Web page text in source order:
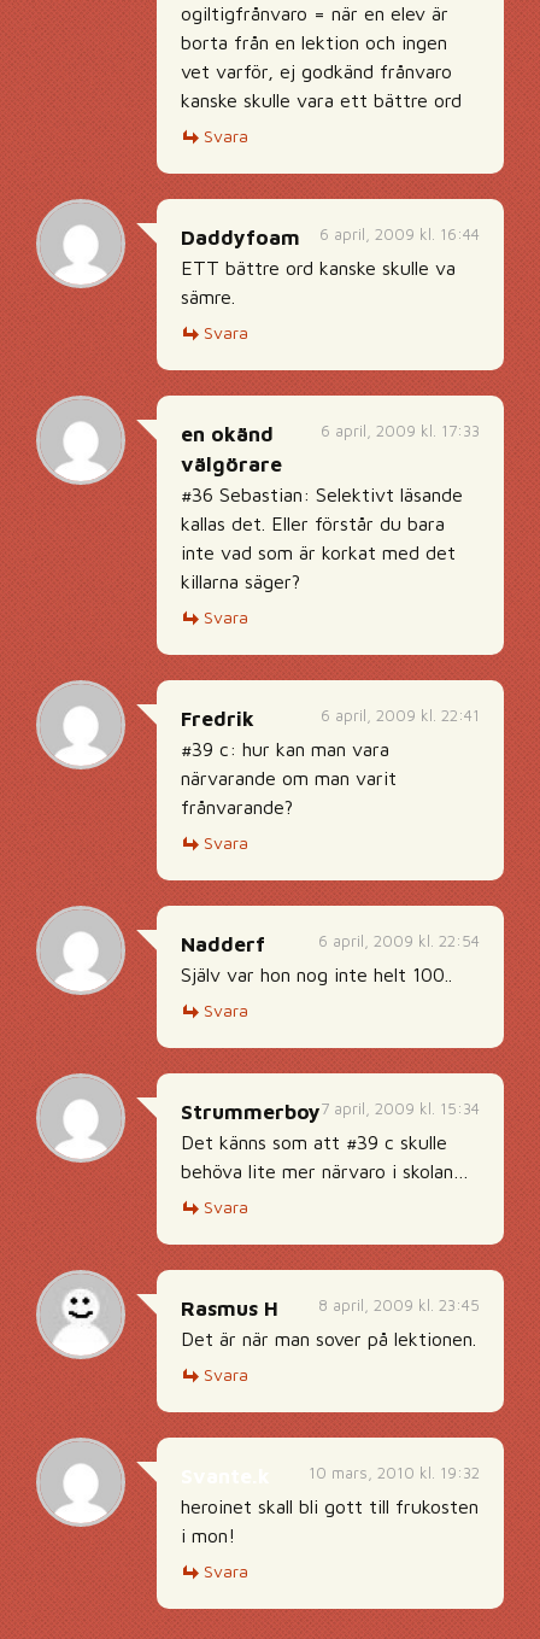
ogiltigfrånvaro = när en elev är
borta från en lektion och ingen
vet varför, ej godkänd frånvaro
kanske skulle vara ett bättre ord
Svara
6 april, 2009 kl. 16:44
Daddyfoam
ETT bättre ord kanske skulle va
sämre.
Svara
6 april, 2009 kl. 17:33
en okänd
välgörare
#36 Sebastian: Selektivt läsande
kallas det. Eller förstår du bara
inte vad som är korkat med det
killarna säger?
Svara
6 april, 2009 kl. 22:41
Fredrik
#39 c: hur kan man vara
närvarande om man varit
frånvarande?
Svara
6 april, 2009 kl. 22:54
Nadderf
Själv var hon nog inte helt 100..
Svara
7 april, 2009 kl. 15:34
Strummerboy
Det känns som att #39 c skulle
behöva lite mer närvaro i skolan…
Svara
8 april, 2009 kl. 23:45
Rasmus H
Det är när man sover på lektionen.
Svara
10 mars, 2010 kl. 19:32
heroinet skall bli gott till frukosten
i mon!
Svara